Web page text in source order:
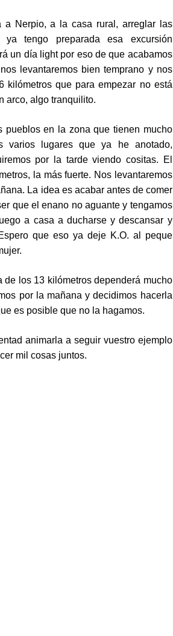
Nerpio, a la casa rural, arreglar las
tengo preparada esa excursión
un día light por eso de que acabamos
levantaremos bien temprano y nos
que para empezar no está
arco, algo tranquilito.
pueblos en la zona que tienen mucho
varios lugares que ya he anotado,
por la tarde viendo cositas. El
la más fuerte. Nos levantaremos
La idea es acabar antes de comer
que el enano no aguante y tengamos
a casa a ducharse y descansar y
que eso ya deje K.O. al peque
los 13 kilómetros dependerá mucho
por la mañana y decidimos hacerla
es posible que no la hagamos.
animarla a seguir vuestro ejemplo
mil cosas juntos.